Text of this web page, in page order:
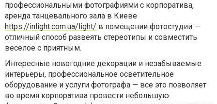
профессиональными фотографиями с корпоратива,
аренда танцевального зала в Киеве
https://inlight.com.ua/light/ в помещении фотостудии —
отличный способ развеять стереотипы и совместить
веселое с приятным.
Интересные новогодние декорации и незабываемые
интерьеры, профессиональное осветительное
оборудование и услуги фотографа — все это позволяет
во время корпоратива провести небольшую